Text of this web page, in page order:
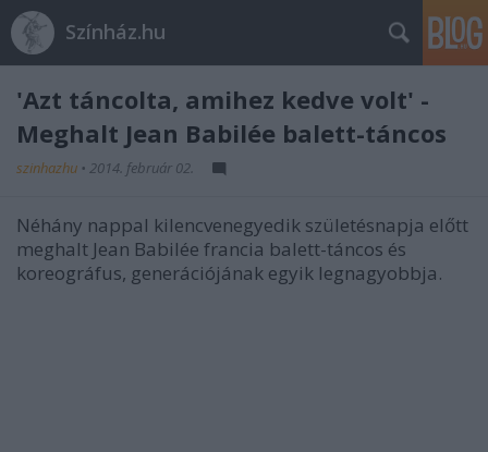
Színház.hu
'Azt táncolta, amihez kedve volt' -
Meghalt Jean Babilée balett-táncos
szinhazhu • 2014. február 02.
Néhány nappal kilencvenegyedik születésnapja előtt
meghalt Jean Babilée francia balett-táncos és
koreográfus, generációjának egyik legnagyobbja.